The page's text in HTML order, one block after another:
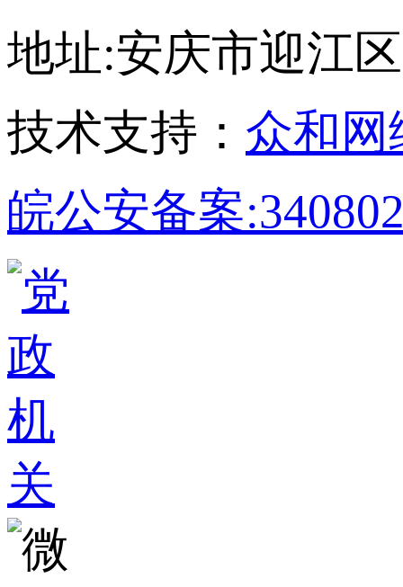
地址:安庆市迎江
技术支持： 众和网
皖公安备案